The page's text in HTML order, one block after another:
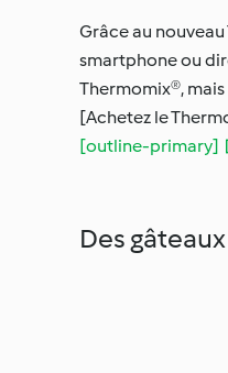
Grâce au
smartphone ou
Thermomix®, mais
[Achetez le
[outline-primary]
Des